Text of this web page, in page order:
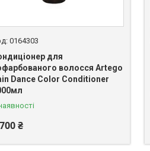
0164303
для
волосся Artego
Dance Color Conditioner
₴